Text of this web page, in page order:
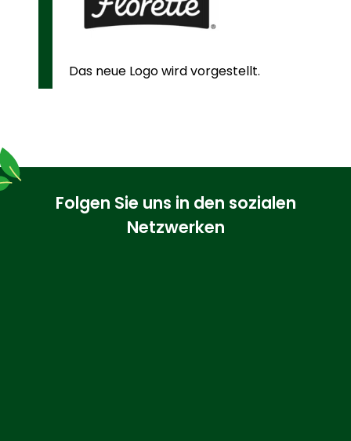
Das neue Logo wird vorgestellt.
Folgen Sie uns in den sozialen
Netzwerken